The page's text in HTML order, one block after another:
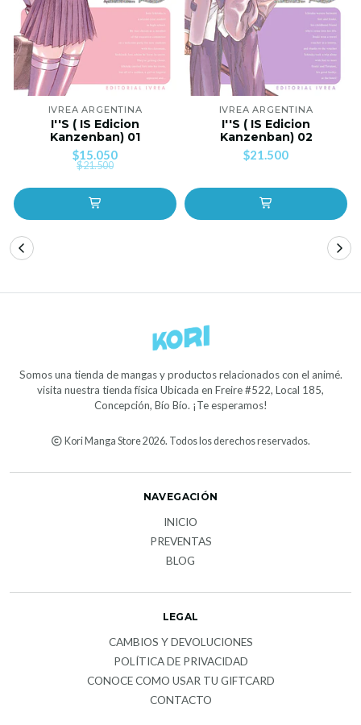
IVREA ARGENTINA
I''S ( IS Edicion
Kanzenban) 01
$15.050
$21.500
IVREA ARGENTINA
I''S ( IS Edicion
Kanzenban) 02
$21.500
Somos una tienda de mangas y productos relacionados con el animé.
visita nuestra tienda física Ubicada en Freire #522, Local 185,
Concepción, Bío Bío. ¡Te esperamos!
Kori Manga Store 2026. Todos los derechos reservados.
NAVEGACIÓN
INICIO
PREVENTAS
BLOG
LEGAL
CAMBIOS Y DEVOLUCIONES
POLÍTICA DE PRIVACIDAD
CONOCE COMO USAR TU GIFTCARD
CONTACTO